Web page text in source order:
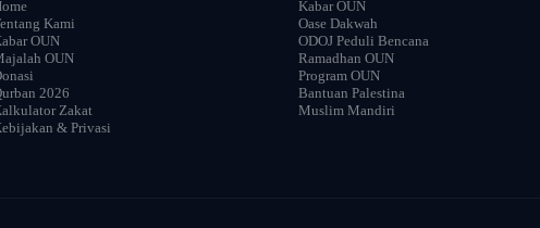
Kami
OUN
OUN
2026
Zakat
& Privasi
Kabar OUN
Oase Dakwah
ODOJ Peduli Bencana
Ramadhan OUN
Program OUN
Bantuan Palestina
Muslim Mandiri